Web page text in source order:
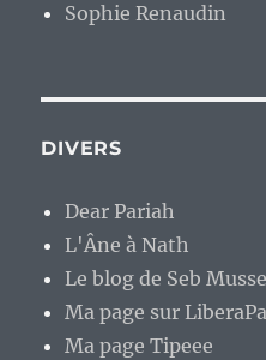
Sophie Renaudin
DIVERS
Dear Pariah
L'Âne à Nath
Le blog de Seb
Ma page sur
Ma page Tipeee